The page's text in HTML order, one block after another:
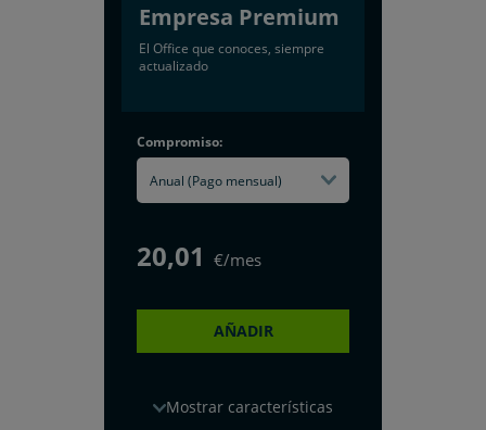
Empresa Premium
El Office que conoces, siempre
actualizado
Compromiso:
Anual (Pago mensual)
20,01 €/mes
AÑADIR
características